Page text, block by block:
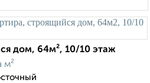
дом, 64м², 10/10 этаж
м²